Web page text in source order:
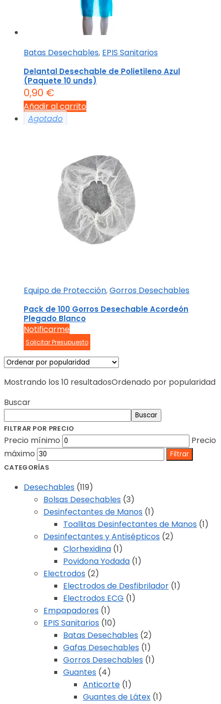
Batas Desechables, EPIS Sanitarios
Delantal Desechable de Polietileno Azul
(Paquete 10 unds)
0,90 €
Añadir al carrito
Agotado
Equipo de Protección,Gorros Desechables
Pack de 100 Gorros Desechable Acordeón
Plegado Blanco
Notificarme
Solicitar Presupuesto
Mostrando los 10 resultadosOrdenado por popularidad
Buscar
Buscar
FILTRAR POR PRECIO
Precio mínimo
Precio
máximo
Filtrar
CATEGORÍAS
Desechables (119)
Bolsas Desechables (3)
Desinfectantes de Manos (1)
Toallitas Desinfectantes de Manos (1)
Desinfectantes y Antisépticos (2)
Clorhexidina (1)
Povidona Yodada (1)
Electrodos (2)
Electrodos de Desfibrilador (1)
Electrodos ECG (1)
Empapadores (1)
EPIS Sanitarios (10)
Batas Desechables (2)
Gafas Desechables (1)
Gorros Desechables (1)
Guantes (4)
Anticorte (1)
Guantes de Látex (1)